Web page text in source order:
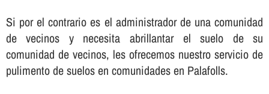
Si por el contrario es el administrador de una comunidad
de vecinos y necesita abrillantar el suelo de su
comunidad de vecinos, les ofrecemos nuestro servicio de
pulimento de suelos en comunidades en Palafolls.